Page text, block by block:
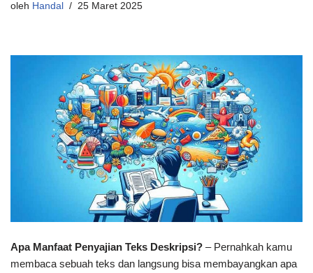
oleh Handal 25 Maret 2025
Apa Manfaat Penyajian Teks Deskripsi? – Pernahkah kamu
membaca sebuah teks dan langsung bisa membayangkan apa